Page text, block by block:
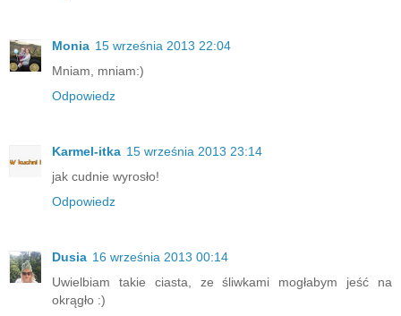
Monia 15 września 2013 22:04
Mniam, mniam:)
Odpowiedz
Karmel-itka 15 września 2013 23:14
jak cudnie wyrosło!
Odpowiedz
Dusia 16 września 2013 00:14
Uwielbiam takie ciasta, ze śliwkami mogłabym jeść na
okrągło :)